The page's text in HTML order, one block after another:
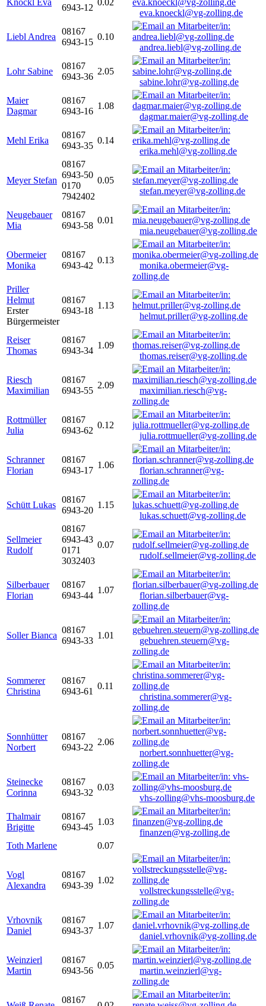
Knöckl Eva
6943-12
0.02
eva.knoeckl@vg-zolling.de
Liebl Andrea
08167
6943-15
0.10
andrea.liebl@vg-zolling.de
Lohr Sabine
08167
6943-36
2.05
sabine.lohr@vg-zolling.de
Maier
Dagmar
08167
6943-16
1.08
dagmar.maier@vg-zolling.de
Mehl Erika
08167
6943-35
0.14
erika.mehl@vg-zolling.de
Meyer Stefan
08167
6943-50
0170
7942402
0.05
stefan.meyer@vg-zolling.de
Neugebauer
Mia
08167
6943-58
0.01
mia.neugebauer@vg-zolling.de
Obermeier
Monika
08167
6943-42
0.13
monika.obermeier@vg-
zolling.de
Priller
Helmut
Erster
Bürgermeister
08167
6943-18
1.13
helmut.priller@vg-zolling.de
Reiser
Thomas
08167
6943-34
1.09
thomas.reiser@vg-zolling.de
Riesch
Maximilian
08167
6943-55
2.09
maximilian.riesch@vg-
zolling.de
Rottmüller
Julia
08167
6943-62
0.12
julia.rottmueller@vg-zolling.de
Schranner
Florian
08167
6943-17
1.06
florian.schranner@vg-
zolling.de
Schütt Lukas
08167
6943-20
1.15
lukas.schuett@vg-zolling.de
Sellmeier
Rudolf
08167
6943-43
0171
3032403
0.07
rudolf.sellmeier@vg-zolling.de
Silberbauer
Florian
08167
6943-44
1.07
florian.silberbauer@vg-
zolling.de
Soller Bianca
08167
6943-33
1.01
gebuehren.steuern@vg-
zolling.de
Sommerer
Christina
08167
6943-61
0.11
christina.sommerer@vg-
zolling.de
Sonnhütter
Norbert
08167
6943-22
2.06
norbert.sonnhuetter@vg-
zolling.de
Steinecke
Corinna
08167
6943-32
0.03
vhs-zolling@vhs-moosburg.de
Thalmair
Brigitte
08167
6943-45
1.03
finanzen@vg-zolling.de
Toth Marlene
0.07
Vogl
Alexandra
08167
6943-39
1.02
vollstreckungsstelle@vg-
zolling.de
Vrhovnik
Daniel
08167
6943-37
1.07
daniel.vrhovnik@vg-zolling.de
Weinzierl
Martin
08167
6943-56
0.05
martin.weinzierl@vg-
zolling.de
08167